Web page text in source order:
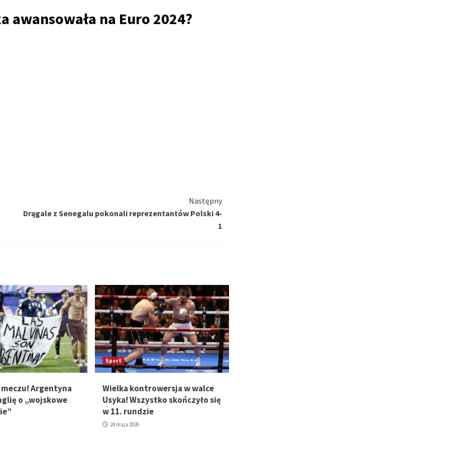
awansowała na Euro 2024?
Następny
Drągale z Senegalu pokonali reprezentantów Polski 4-
1
Argentyna
o „wojskowe
Sport
Wielka kontrowersja w walce
Usyka! Wszystko skończyło się
w 11. rundzie
24 maja 2026